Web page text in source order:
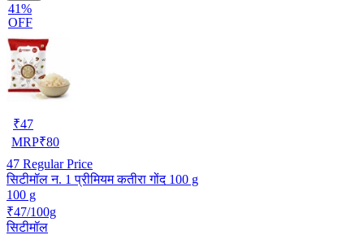
41%
OFF
₹47
MRP₹80
47 Regular Price
सिटीमॉल न. 1 प्रीमियम कतीरा गोंद 100 g
100 g
₹47/100g
सिटीमॉल